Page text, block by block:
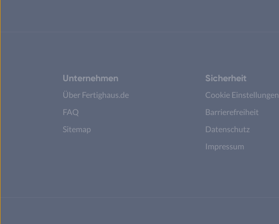
Unternehmen
Über Fertighaus.de
FAQ
Sitemap
Sicherheit
Cookie Einstellungen
Barrierefreiheit
Datenschutz
Impressum